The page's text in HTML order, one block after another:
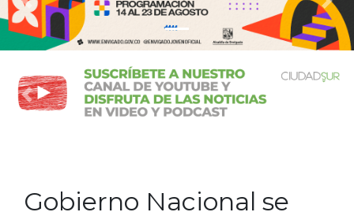
Previous
Previous
Gobierno Nacional se